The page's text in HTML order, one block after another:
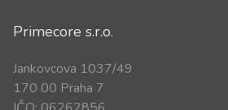
Primecore s.r.o.
Jankovcova 1037/49
170 00 Praha 7